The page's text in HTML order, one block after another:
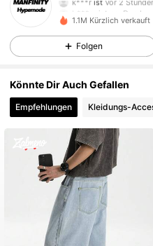
b***mist am
4,85
295K Follower
4,85 295K Follower
4,85 295K Follower
4,85 295K Follower
1.1M Kürzlich verkauft
Folgen
Könnte Dir Auch Gefallen
Empfehlungen Kleidungs-